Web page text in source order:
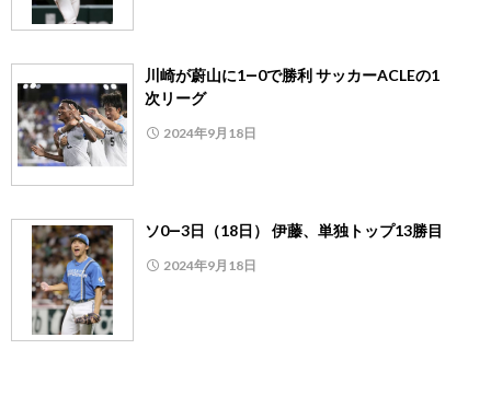
川崎が蔚山に1―0で勝利 サッカーACLEの1
次リーグ
2024年9月18日
ソ0―3日（18日） 伊藤、単独トップ13勝目
2024年9月18日